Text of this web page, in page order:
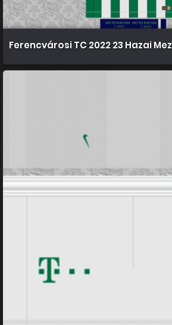
Ferencvárosi TC 2022 23 Hazai Mez